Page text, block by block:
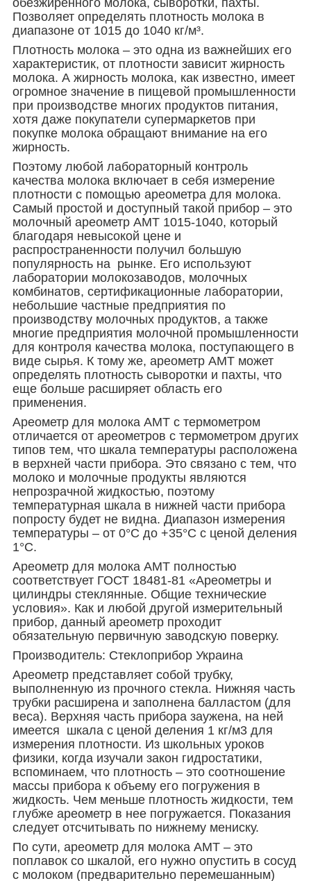
обезжиренного молока, сыворотки, пахты.
Позволяет определять плотность молока в
диапазоне от 1015 до 1040 кг/м³.
Плотность молока – это одна из важнейших его
характеристик, от плотности зависит жирность
молока. А жирность молока, как известно, имеет
огромное значение в пищевой промышленности
при производстве многих продуктов питания,
хотя даже покупатели супермаркетов при
покупке молока обращают внимание на его
жирность.
Поэтому любой лабораторный контроль
качества молока включает в себя измерение
плотности с помощью ареометра для молока.
Самый простой и доступный такой прибор – это
молочный ареометр АМТ 1015-1040, который
благодаря невысокой цене и
распространенности получил большую
популярность на рынке. Его используют
лаборатории молокозаводов, молочных
комбинатов, сертификационные лаборатории,
небольшие частные предприятия по
производству молочных продуктов, а также
многие предприятия молочной промышленности
для контроля качества молока, поступающего в
виде сырья. К тому же, ареометр АМТ может
определять плотность сыворотки и пахты, что
еще больше расширяет область его
применения.
Ареометр для молока АМТ с термометром
отличается от ареометров с термометром других
типов тем, что шкала температуры расположена
в верхней части прибора. Это связано с тем, что
молоко и молочные продукты являются
непрозрачной жидкостью, поэтому
температурная шкала в нижней части прибора
попросту будет не видна. Диапазон измерения
температуры – от 0°С до +35°С с ценой деления
1°С.
Ареометр для молока АМТ полностью
соответствует ГОСТ 18481-81 «Ареометры и
цилиндры стеклянные. Общие технические
условия». Как и любой другой измерительный
прибор, данный ареометр проходит
обязательную первичную заводскую поверку.
Производитель: Стеклоприбор Украина
Ареометр представляет собой трубку,
выполненную из прочного стекла. Нижняя часть
трубки расширена и заполнена балластом (для
веса). Верхняя часть прибора заужена, на ней
имеется шкала с ценой деления 1 кг/м3 для
измерения плотности. Из школьных уроков
физики, когда изучали закон гидростатики,
вспоминаем, что плотность – это соотношение
массы прибора к объему его погружения в
жидкость. Чем меньше плотность жидкости, тем
глубже ареометр в нее погружается. Показания
следует отсчитывать по нижнему мениску.
По сути, ареометр для молока АМТ – это
поплавок со шкалой, его нужно опустить в сосуд
с молоком (предварительно перемешанным)